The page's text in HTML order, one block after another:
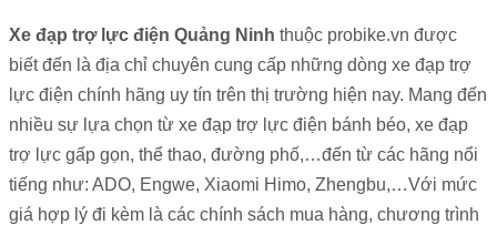
Xe đạp trợ lực điện Quảng Ninh thuộc probike.vn được
biết đến là địa chỉ chuyên cung cấp những dòng xe đạp trợ
lực điện chính hãng uy tín trên thị trường hiện nay. Mang đến
nhiều sự lựa chọn từ xe đạp trợ lực điện bánh béo, xe đạp
trợ lực gấp gọn, thể thao, đường phố,…đến từ các hãng nổi
tiếng như: ADO, Engwe, Xiaomi Himo, Zhengbu,…Với mức
giá hợp lý đi kèm là các chính sách mua hàng, chương trình